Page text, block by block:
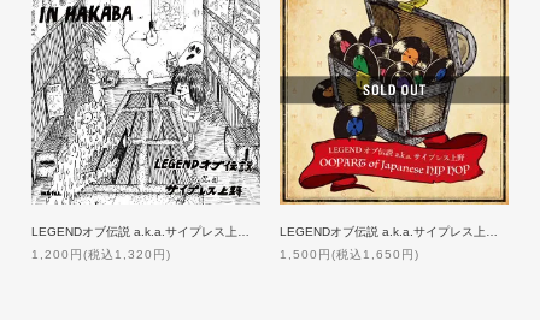
1,200円(税込1,320円)
1,500円(税込1,650円)